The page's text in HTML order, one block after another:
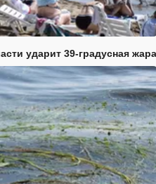
ударит 39-градусная жара